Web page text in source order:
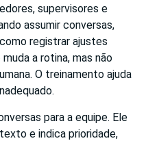
supervisores e
assumir conversas,
registrar ajustes
a rotina, mas não
O treinamento ajuda
para a equipe. Ele
e indica prioridade,